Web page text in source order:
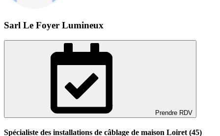
Sarl Le Foyer Lumineux
Prendre RDV
Spécialiste des installations de câblage de maison Loiret (45)